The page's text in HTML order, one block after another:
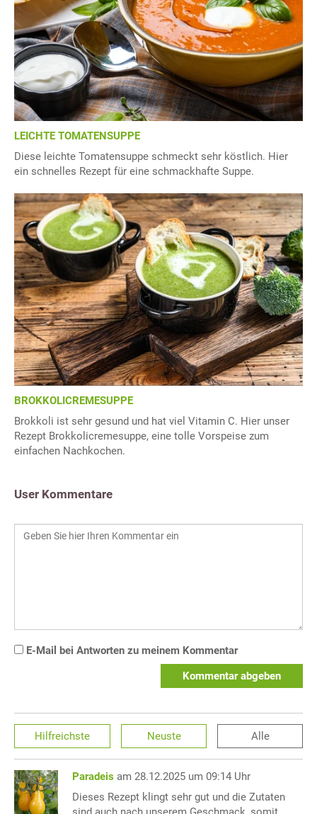
LEICHTE TOMATENSUPPE
Diese leichte Tomatensuppe schmeckt sehr köstlich. Hier
ein schnelles Rezept für eine schmackhafte Suppe.
BROKKOLICREMESUPPE
Brokkoli ist sehr gesund und hat viel Vitamin C. Hier unser
Rezept Brokkolicremesuppe, eine tolle Vorspeise zum
einfachen Nachkochen.
User Kommentare
E-Mail bei Antworten zu meinem Kommentar
Kommentar abgeben
Hilfreichste Neuste Alle
Paradeis am 28.12.2025 um 09:14 Uhr
Dieses Rezept klingt sehr gut und die Zutaten